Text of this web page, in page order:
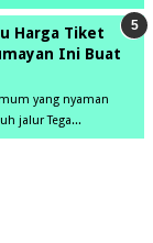
Harga Tiket
Ini Buat
yang nyaman
jalur Tega...